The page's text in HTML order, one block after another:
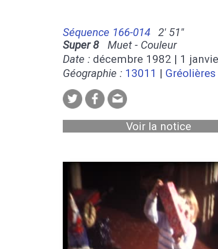
Séquence 166-014
2' 51''
Super 8Muet - Couleur
Date : décembre 1982 | 1
Géographie : 13011 | Gréolières
Voir la notice